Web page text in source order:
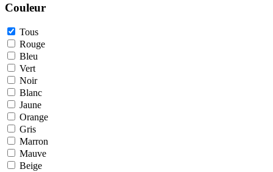
Couleur
Tous
Rouge
Bleu
Vert
Noir
Blanc
Jaune
Orange
Gris
Marron
Mauve
Beige